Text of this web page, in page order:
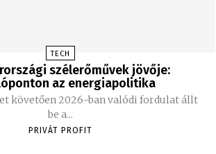
TECH
szélerőművek jövője:
az energiapolitika
követően 2026-ban valódi fordulat állt
be a...
PRIVÁT PROFIT